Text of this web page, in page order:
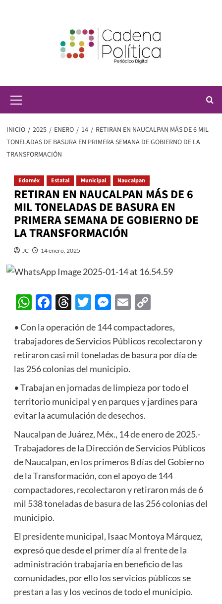
principal
INICIO 2025 ENERO 14
RETIRAN EN NAUCALPAN MÁS DE 6 MIL
TONELADAS DE BASURA EN PRIMERA SEMANA DE GOBIERNO DE LA
TRANSFORMACIÓN
Edoméx Estatal Municipal Naucalpan
RETIRAN EN NAUCALPAN MÁS DE 6
MIL TONELADAS DE BASURA EN
PRIMERA SEMANA DE GOBIERNO DE
LA TRANSFORMACIÓN
JC 14 enero, 2025
WhatsApp
Facebook
Threads
Twitter
Messenger
EmailCopy
• Con la operación de 144 compactadores,
trabajadores de Servicios Públicos recolectaron y
retiraron casi mil toneladas de basura por día de
las 256 colonias del municipio.
• Trabajan en jornadas de limpieza por todo el
territorio municipal y en parques y jardines para
evitar la acumulación de desechos.
Naucalpan de Juárez, Méx., 14 de enero de 2025.-
Trabajadores de la Dirección de Servicios Públicos
de Naucalpan, en los primeros 8 días del Gobierno
de la Transformación, con el apoyo de 144
compactadores, recolectaron y retiraron más de 6
mil 538 toneladas de basura de las 256 colonias del
municipio.
El presidente municipal, Isaac Montoya Márquez,
expresó que desde el primer día al frente de la
administración trabajaría en beneficio de las
comunidades, por ello los servicios públicos se
prestan a las y los vecinos de todo el municipio.